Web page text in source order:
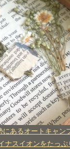
あるオートキャ
ナスイオンをたっ